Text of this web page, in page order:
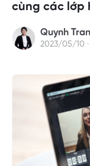
cùng các lớp
Quynh Tran
2023/05/10